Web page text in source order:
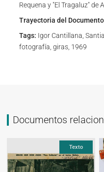
Requena y "El Tragaluz" de
Trayectoria del
Tags: Igor Cantillana,
fotografía, giras, 1969
Documentos